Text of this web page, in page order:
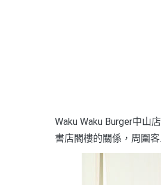
Waku Waku Burger中山
書店閣樓的關係，周圍